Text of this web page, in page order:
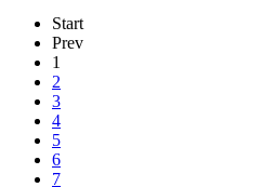
Start
Prev
1
2
3
4
5
6
7